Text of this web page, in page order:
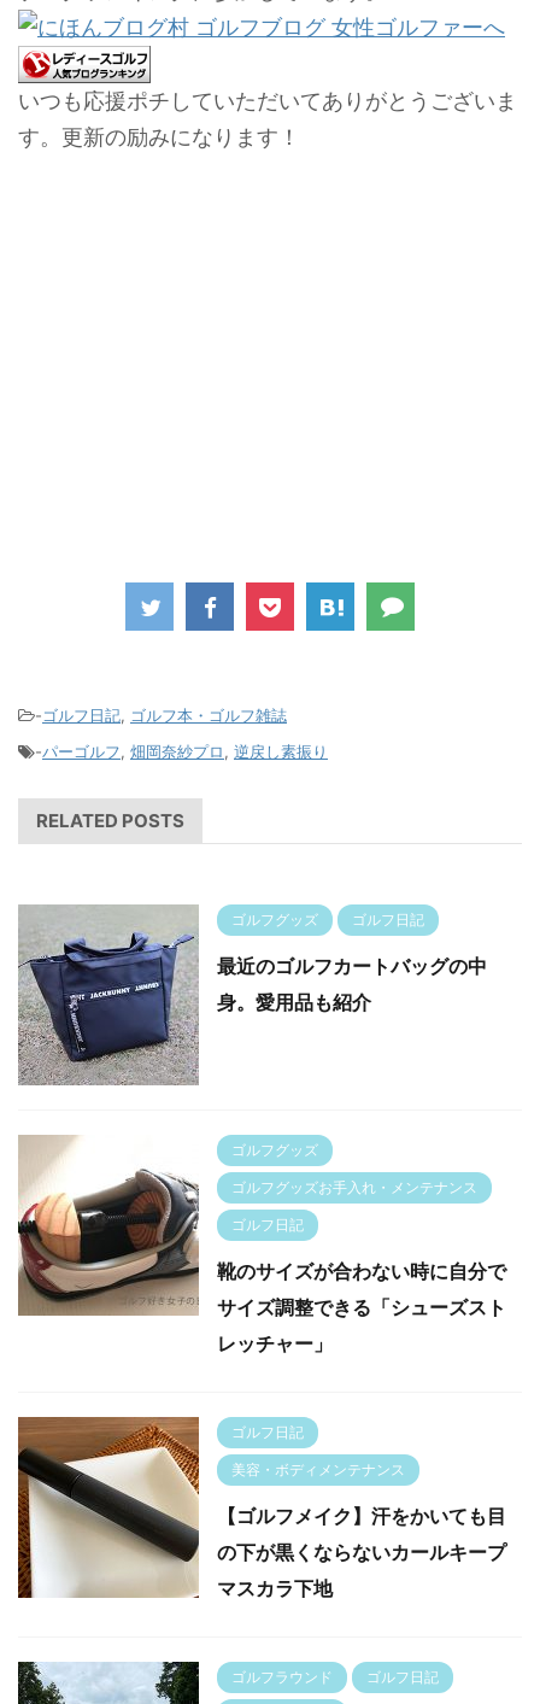
いつも応援ポチしていただいてありがとうございま
す。更新の励みになります！
-ゴルフ日記, ゴルフ本・ゴルフ雑誌
-パーゴルフ, 畑岡奈紗プロ, 逆戻し素振り
RELATED POSTS
ゴルフグッズ ゴルフ日記
最近のゴルフカートバッグの中
身。愛用品も紹介
ゴルフグッズ
ゴルフグッズお手入れ・メンテナンス
ゴルフ日記
靴のサイズが合わない時に自分で
サイズ調整できる「シューズスト
レッチャー」
ゴルフ日記
美容・ボディメンテナンス
【ゴルフメイク】汗をかいても目
の下が黒くならないカールキープ
マスカラ下地
ゴルフラウンド ゴルフ日記